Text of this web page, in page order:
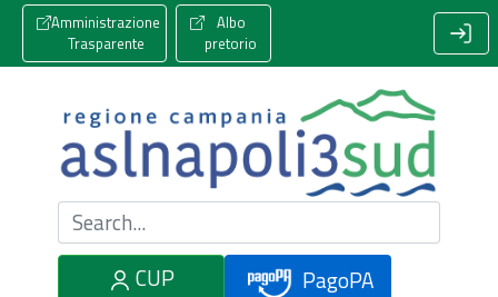
Amministrazione
Trasparente
Albo
pretorio
Cerca nel sito
CUP
PagoPA